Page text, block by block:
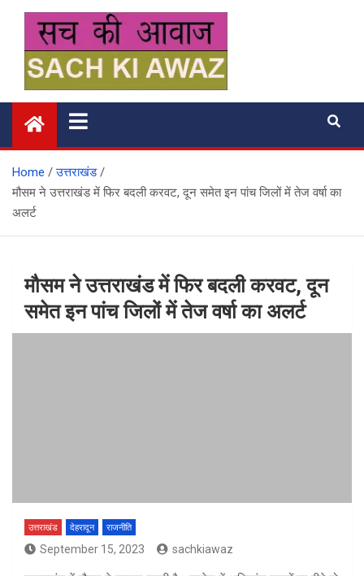
content
सच की आवाज
Home
उत्तराखंड
मौसम ने उत्तराखंड में फिर बदली करवट, दून समेत इन पांच जिलों में तेज वर्षा का
अलर्ट
मौसम ने उत्तराखंड में फिर बदली करवट, दून
समेत इन पांच जिलों में तेज वर्षा का अलर्ट
उत्तराखंड देहरादून राजनीति
September 15, 2023 sachkiawaz